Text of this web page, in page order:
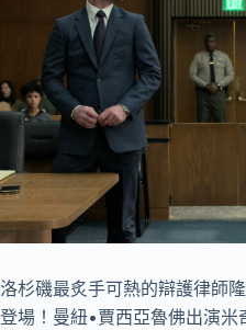
洛杉磯最炙手可熱的辯護律師
登場！曼紐•賈西亞魯佛出演